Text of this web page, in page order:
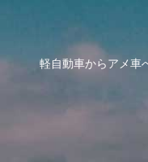
軽自動車からアメ車